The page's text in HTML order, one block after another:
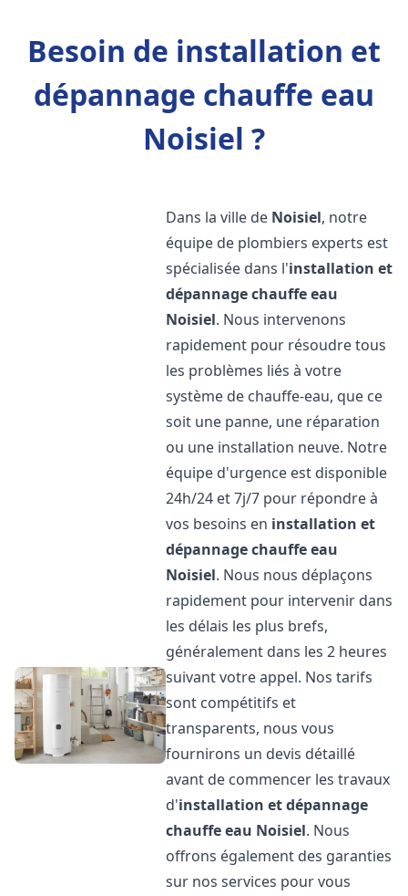
Besoin de installation et
dépannage chauffe eau
Noisiel ?
Dans la ville de Noisiel, notre
équipe de plombiers experts est
spécialisée dans l'installation et
dépannage chauffe eau
Noisiel. Nous intervenons
rapidement pour résoudre tous
les problèmes liés à votre
système de chauffe-eau, que ce
soit une panne, une réparation
ou une installation neuve. Notre
équipe d'urgence est disponible
24h/24 et 7j/7 pour répondre à
vos besoins en installation et
dépannage chauffe eau
Noisiel. Nous nous déplaçons
rapidement pour intervenir dans
les délais les plus brefs,
généralement dans les 2 heures
suivant votre appel. Nos tarifs
sont compétitifs et
transparents, nous vous
fournirons un devis détaillé
avant de commencer les travaux
d'installation et dépannage
chauffe eau Noisiel. Nous
offrons également des garanties
sur nos services pour vous